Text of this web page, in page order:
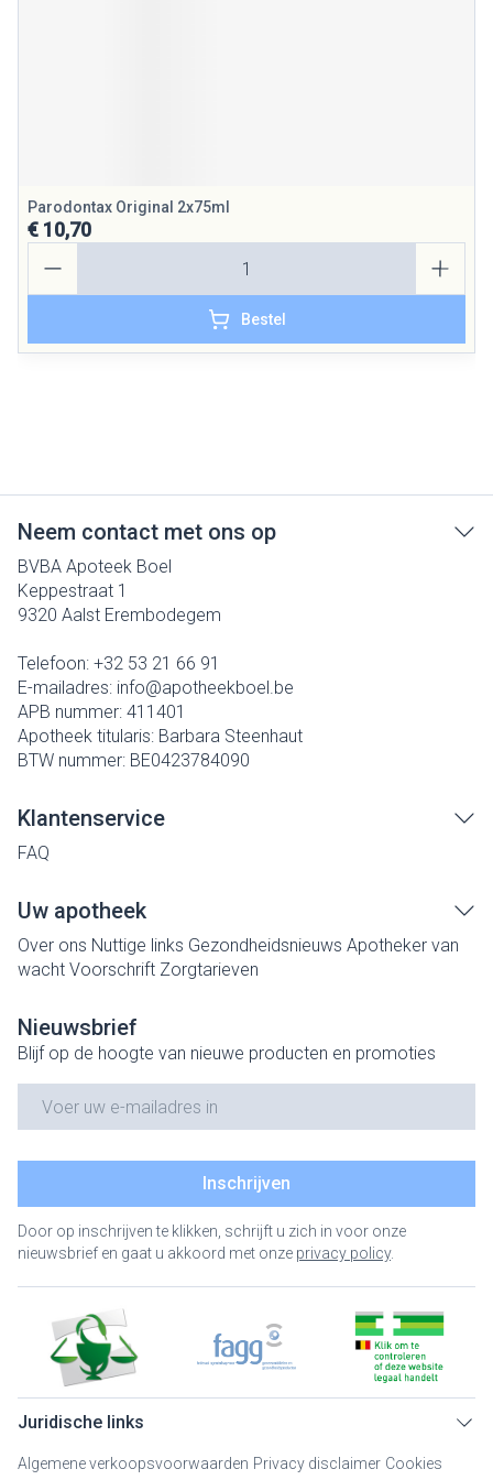
Parodontax Original 2x75ml
€ 10,70
Bestel
Neem contact met ons op
BVBA Apoteek Boel
Keppestraat 1
9320 Aalst Erembodegem
Telefoon: +32 53 21 66 91
E-mailadres: info@apotheekboel.be
APB nummer: 411401
Apotheek titularis: Barbara Steenhaut
BTW nummer: BE0423784090
Klantenservice
FAQ
Uw apotheek
Over ons Nuttige links Gezondheidsnieuws Apotheker van
wacht Voorschrift Zorgtarieven
Nieuwsbrief
Blijf op de hoogte van nieuwe producten en promoties
Inschrijven
Door op inschrijven te klikken, schrijft u zich in voor onze
nieuwsbrief en gaat u akkoord met onze privacy policy.
Juridische links
Algemene verkoopsvoorwaarden Privacy disclaimer Cookies